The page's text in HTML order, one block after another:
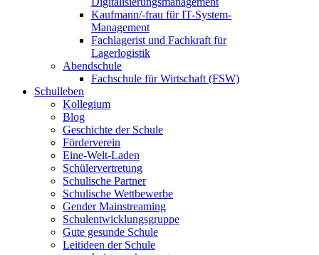
Kaufmann/-frau für IT-System-
Management
Fachlagerist und Fachkraft für
Lagerlogistik
Abendschule
Fachschule für Wirtschaft (FSW)
Schulleben
Kollegium
Blog
Geschichte der Schule
Förderverein
Eine-Welt-Laden
Schülervertretung
Schulische Partner
Schulische Wettbewerbe
Gender Mainstreaming
Schulentwicklungsgruppe
Gute gesunde Schule
Leitideen der Schule